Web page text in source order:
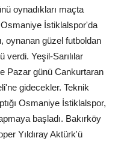
oynadıkları maçta
İstiklalspor'da
oynanan güzel futboldan
verdi. Yeşil-Sarılılar
Pazar günü Cankurtaran
gidecekler. Teknik
Osmaniye İstiklalspor,
başladı. Bakırköy
Yıldıray Aktürk'ü